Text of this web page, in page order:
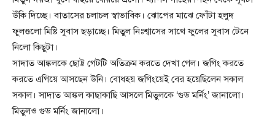
উঁকি দিচ্ছে। বাতাসের চলাচল স্বাভাবিক। ঝোপের মাঝে ফোঁটা হলুদ
ফুলগুলো মিষ্টি সুবাস ছড়াচ্ছে। মিতুল নিঃশ্বাসের সাথে ফুলের সুবাস টেনে
নিলো কিছুটা।
সাদাত আঙ্কলকে ছোট্ট গেটটি অতিক্রম করতে দেখা গেল। জগিং করতে
করতে এগিয়ে আসছেন উনি। বোধহয় জগিংয়েই বের হয়েছিলেন সকাল
সকাল। সাদাত আঙ্কল কাছাকাছি আসলে মিতুলকে ‘গুড মর্নিং’ জানালো।
মিতুলও গুড মর্নিং জানালো।